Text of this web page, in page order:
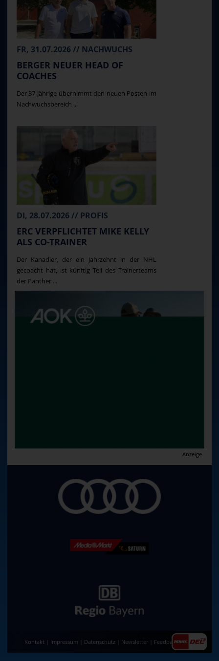
FR, 31.07.2026 // NACHWUCHS
BERGER NEUER HEAD OF
COACHES
Der 37-Jährige übernimmt den neuen Posten im
Nachwuchsbereich ...
DI, 28.07.2026 // PROFIS
ERC VERPFLICHTET MIKE KELLY
ALS CO-TRAINER
Der Kanadier, der ein Jahrzehnt in der NHL
gecoacht hat, ist künftig Teil des Trainerteams
der Panther ...
Anzeige
Kontakt Impressum Datenschutz Newsletter Feedback|AGB